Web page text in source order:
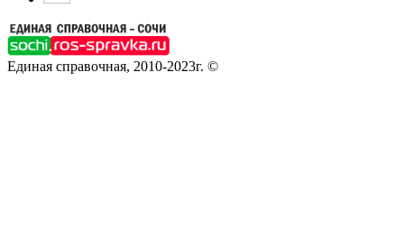
Единая справочная, 2010-2023г. ©